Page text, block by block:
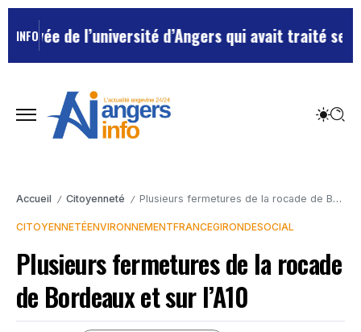
INFOde l’université d’Angers qui avait traité ses
Accueil / Citoyenneté / Plusieurs fermetures de la rocade de Bordeaux et sur l’A10
CITOYENNETÉENVIRONNEMENTFRANCEGIRONDESOCIAL
Plusieurs fermetures de la rocade
de Bordeaux et sur l’A10